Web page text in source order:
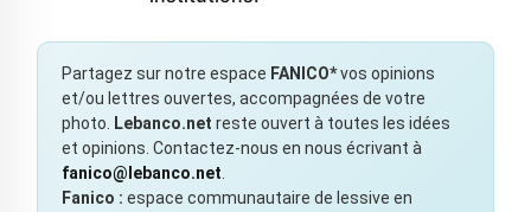
Partagez sur notre espace FANICO*vos opinions
et/ou lettres ouvertes, accompagnées de votre
photo.
Lebanco.net reste ouvert à toutes les idées
et opinions. Contactez-nous en nous écrivant à
fanico@lebanco.net
Fanico : espace communautaire de lessive en